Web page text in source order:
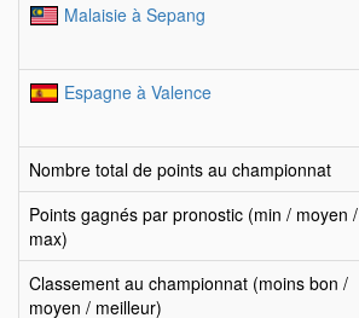
Malaisie à Sepang
Espagne à Valence
Nombre total de points au championnat
Points gagnés par pronostic (min / moyen /
max)
Classement au championnat (moins bon /
moyen / meilleur)